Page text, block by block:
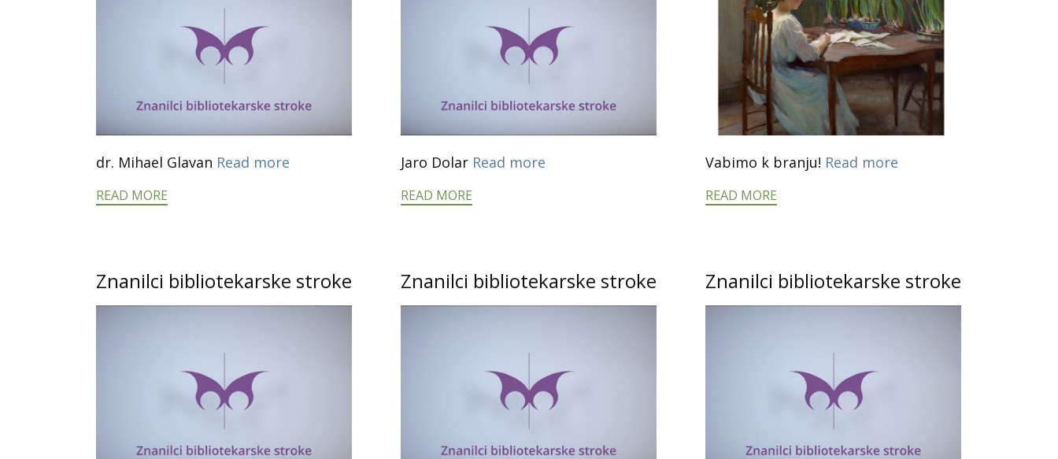
dr. Mihael Glavan Read more
READ MORE
Jaro Dolar Read more
READ MORE
Vabimo k branju! Read more
READ MORE
Znanilci bibliotekarske stroke Znanilci bibliotekarske stroke Znanilci bibliotekarske stroke